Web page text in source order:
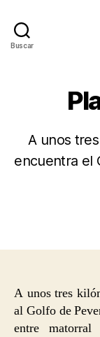
Buscar
A unos
encuentra el
A unos tres
al Golfo de
entre matorral